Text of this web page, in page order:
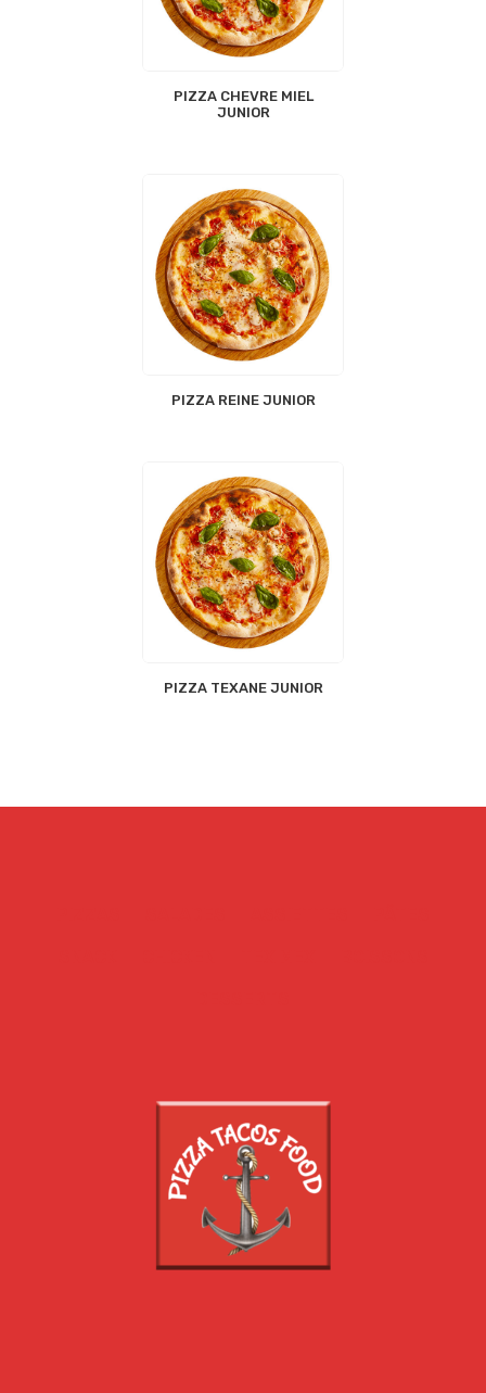
PIZZA CHEVRE MIEL
JUNIOR
PIZZA REINE JUNIOR
PIZZA TEXANE JUNIOR